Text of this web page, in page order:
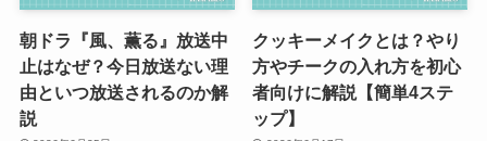
朝ドラ『風、薫る』放送中
止はなぜ？今日放送ない理
由といつ放送されるのか解
説
クッキーメイクとは？やり
方やチークの入れ方を初心
者向けに解説【簡単4ステ
ップ】